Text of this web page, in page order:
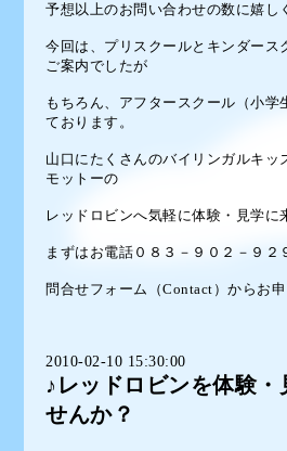
予想以上のお問い合わせの数に嬉し
今回は、 プリスクールと キンダース
ご案内でしたが
もちろん、 アフタースクール（小学
ております。
山口にたくさんのバイリンガルキッ
モットーの
レッドロビンへ気軽に体験・見学に
まずはお電話０８３－９０２－９２
問合せフォーム（Contact）からお
2010-02-10 15:30:00
♪レッドロビンを体験・
せんか？